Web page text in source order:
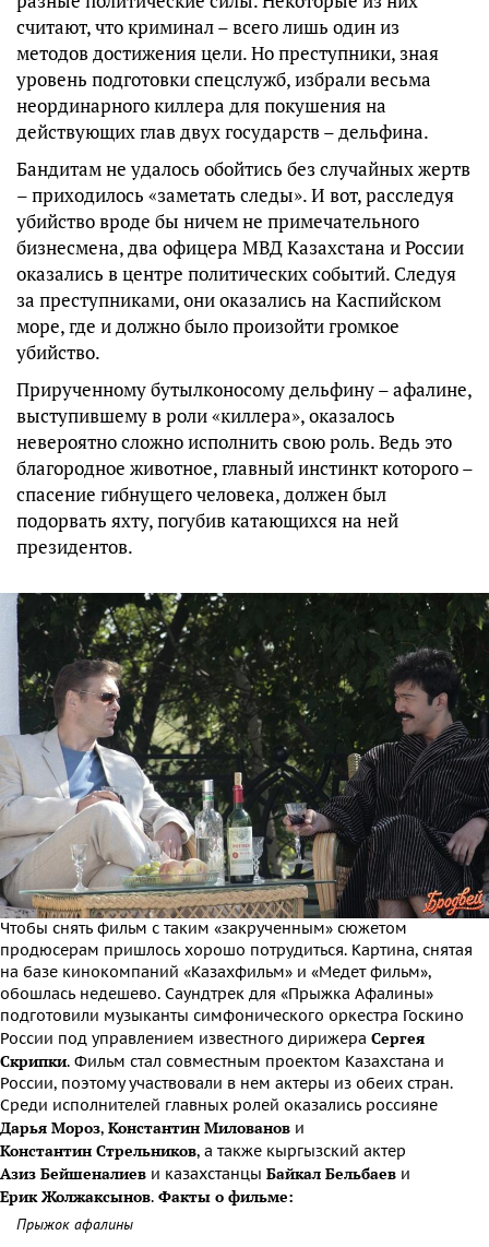
считают, что криминал – всего лишь один из
методов достижения цели. Но преступники, зная
уровень подготовки спецслужб, избрали весьма
неординарного киллера для покушения на
действующих глав двух государств – дельфина.
Бандитам не удалось обойтись без случайных жертв
– приходилось «заметать следы». И вот, расследуя
убийство вроде бы ничем не примечательного
бизнесмена, два офицера МВД Казахстана и России
оказались в центре политических событий. Следуя
за преступниками, они оказались на Каспийском
море, где и должно было произойти громкое
убийство.
Прирученному бутылконосому дельфину – афалине,
выступившему в роли «киллера», оказалось
невероятно сложно исполнить свою роль. Ведь это
благородное животное, главный инстинкт которого –
спасение гибнущего человека, должен был
подорвать яхту, погубив катающихся на ней
президентов.
Чтобы снять фильм с таким «закрученным» сюжетом
продюсерам пришлось хорошо потрудиться. Картина, снятая
на базе кинокомпаний «Казахфильм» и «Медет фильм»,
обошлась недешево. Саундтрек для «Прыжка Афалины»
подготовили музыканты симфонического оркестра Госкино
России под управлением известного дирижера Сергея
Скрипки. Фильм стал совместным проектом Казахстана и
России, поэтому участвовали в нем актеры из обеих стран.
Среди исполнителей главных ролей оказались россияне
Дарья Мороз, Константин Милованов и
Константин Стрельников, а также кыргызский актер
Азиз Бейшеналиев и казахстанцы Байкал Бельбаев и
Ерик Жолжаксынов. Факты о фильме:
Прыжок афалины